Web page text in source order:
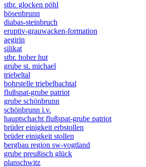
stbr. glocken pöhl
bösenbrunn
diabas-steinbruch
eruptiv-grauwacken-formation
aegirin
silikat
stbr. hoher hut
grube st. michael
triebeltal
bohrstelle triebelbachtal
flußspat-grube patriot
grube schönbrunn
schönbrunn i.v.
hauptschacht flußspat-grube patriot
brüder einigkeit erbstollen
brüder einigkeit stollen
bergbau region sw-vogtland
grube preußisch glück
planschwitz